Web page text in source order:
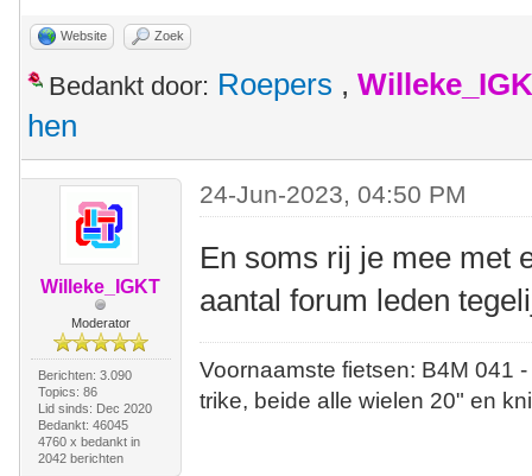
Website Zoek
Bedankt door: Roepers ,
hen
Willeke_IGKT
Moderator
Berichten: 3.090
Topics: 86
Lid sinds: Dec 2020
Bedankt: 46045
4760 x bedankt in
2042 berichten
24-Jun-2023, 04:50 PM
En soms rij je mee met
aantal forum leden
Voornaamste fietsen: B4M
trike, beide alle wielen 20" en